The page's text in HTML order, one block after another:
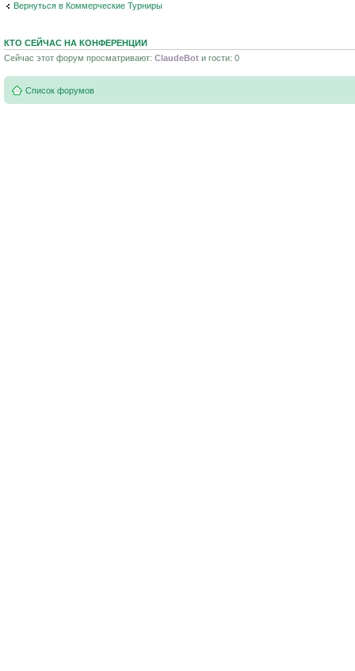
Вернуться в Коммерческие Турниры
КТО СЕЙЧАС НА КОНФЕРЕНЦИИ
Сейчас этот форум просматривают: ClaudeBot и гости: 0
Список форумов